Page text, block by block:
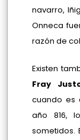
navarro,
Onneca
razón de
Existen
Fray
cuando es
año 816,
sometidos.